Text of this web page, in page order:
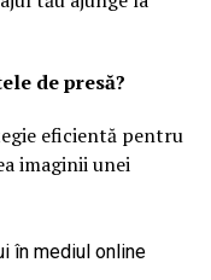
de presă?
eficientă pentru
imaginii unei
în mediul online